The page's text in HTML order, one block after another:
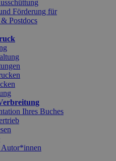
Förderung für
Postdocs
Ihres Buches
Autor*innen